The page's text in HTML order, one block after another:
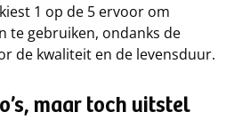
1 op de 5 ervoor om
te gebruiken, ondanks de
de kwaliteit en de levensduur.
maar toch uitstel